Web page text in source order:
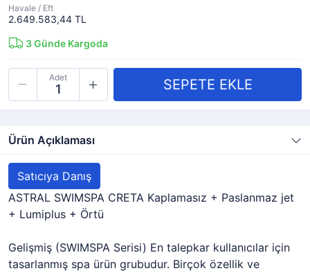
Havale / Eft
2.649.583,44 TL
3Günde Kargoda
Adet
Ürün Açıklaması
Satıcıya Danış
ASTRAL SWIMSPA CRETA Kaplamasız + Paslanmaz jet
+ Lumiplus + Örtü
Gelişmiş (SWIMSPA Serisi) En talepkar kullanıcılar için
tasarlanmış spa ürün grubudur. Birçok özellik ve